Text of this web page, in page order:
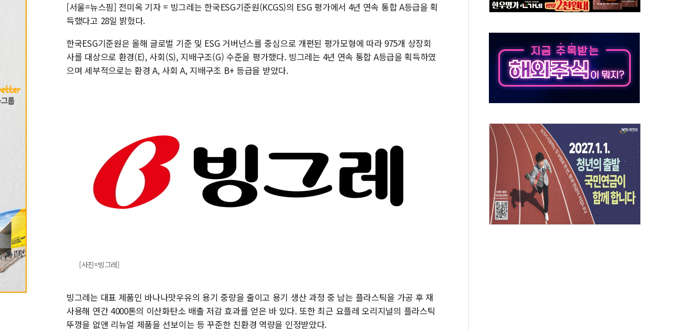
해군 1함대 창설 80주년…지역과 함께하는 '선봉'의 대민 봉사
우크라 드론 전술, 중남미 콜롬비아에 새 안보 위기… 반군·마약카르텔이 습득해 전투 활용
동해해경, 독도 해상서 부유물 감긴 어선 구조
주한미군 "오산기지 누출, 백린 아닌 무해한 표면 부식 물질"
구미 폐염산처리업체서 불 2시간30여분만에 진화...외국인 노동자 숨져
[서울=뉴스핌] 전미옥 기자 = 빙그레는 한국ESG기준원(KCGS)의 ESG 평가에서 4년 연속 통합 A등급을 획
득했다고 28일 밝혔다.
한국ESG기준원은 올해 글로벌 기준 및 ESG 거버넌스를 중심으로 개편된 평가모형에 따라 975개 상장회
사를 대상으로 환경(E), 사회(S), 지배구조(G) 수준을 평가했다. 빙그레는 4년 연속 통합 A등급을 획득하였
으며 세부적으로는 환경 A, 사회 A, 지배구조 B+ 등급을 받았다.
[사진=빙그레]
빙그레는 대표 제품인 바나나맛우유의 용기 중량을 줄이고 용기 생산 과정 중 남는 플라스틱을 가공 후 재
사용해 연간 4000톤의 이산화탄소 배출 저감 효과를 얻은 바 있다. 또한 최근 요플레 오리지널의 플라스틱
뚜껑을 없앤 리뉴얼 제품을 선보이는 등 꾸준한 친환경 역량을 인정받았다.